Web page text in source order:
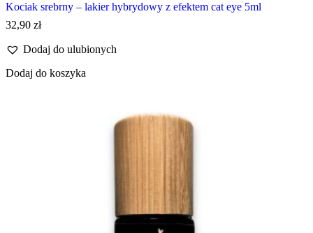
Kociak srebrny – lakier hybrydowy z efektem cat eye 5ml
32,90 zł
Dodaj do ulubionych
Dodaj do koszyka